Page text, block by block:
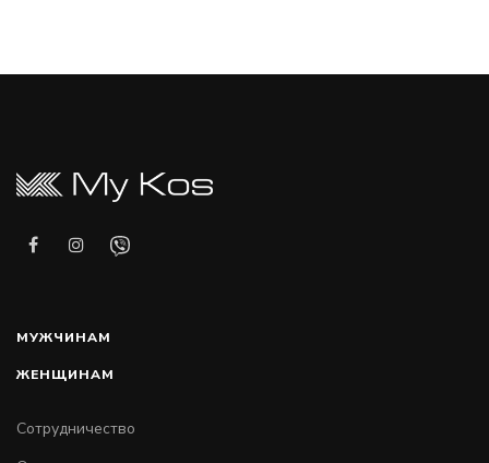
МУЖЧИНАМ
ЖЕНЩИНАМ
Сотрудничество